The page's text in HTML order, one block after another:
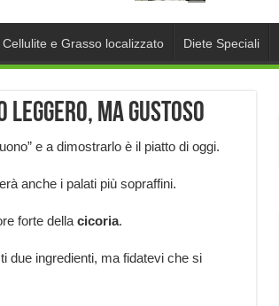
Cellulite e Grasso localizzato Diete Speciali
leggero, ma gustoso
e a dimostrarlo è il piatto di oggi.
anche i palati più sopraffini.
forte della cicoria.
due ingredienti, ma fidatevi che si